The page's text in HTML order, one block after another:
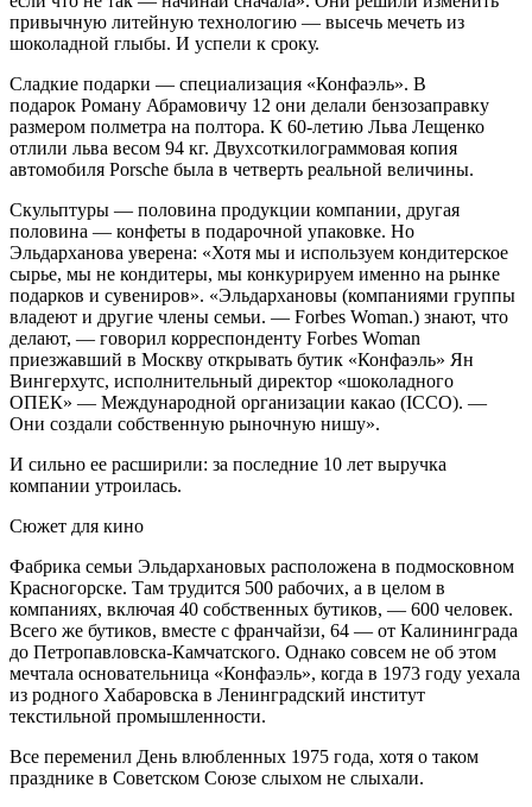
привычную литейную технологию — высечь мечеть из
шоколадной глыбы. И успели к сроку.
Сладкие подарки — специализация «Конфаэль». В
подарок Роману Абрамовичу 12 они делали бензозаправку
размером полметра на полтора. К 60-летию Льва Лещенко
отлили льва весом 94 кг. Двухсоткилограммовая копия
автомобиля Porsche была в четверть реальной величины.
Скульптуры — половина продукции компании, другая
половина — конфеты в подарочной упаковке. Но
Эльдарханова уверена: «Хотя мы и используем кондитерское
сырье, мы не кондитеры, мы конкурируем именно на рынке
подарков и сувениров». «Эльдархановы (компаниями группы
владеют и другие члены семьи. — Forbes Woman.) знают, что
делают, — говорил корреспонденту Forbes Woman
приезжавший в Москву открывать бутик «Конфаэль» Ян
Вингерхутс, исполнительный директор «шоколадного
ОПЕК» — Международной организации какао (ICCO). —
Они создали собственную рыночную нишу».
И сильно ее расширили: за последние 10 лет выручка
компании утроилась.
Сюжет для кино
Фабрика семьи Эльдархановых расположена в подмосковном
Красногорске. Там трудится 500 рабочих, а в целом в
компаниях, включая 40 собственных бутиков, — 600 человек.
Всего же бутиков, вместе с франчайзи, 64 — от Калининграда
до Петропавловска-Камчатского. Однако совсем не об этом
мечтала основательница «Конфаэль», когда в 1973 году уехала
из родного Хабаровска в Ленинградский институт
текстильной промышленности.
Все переменил День влюбленных 1975 года, хотя о таком
празднике в Советском Союзе слыхом не слыхали.